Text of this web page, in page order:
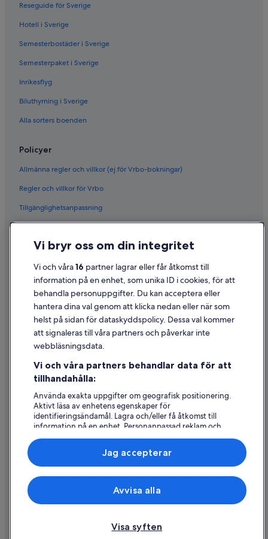
Reseguide för Sverige
Hotell i Sverige
Semesterbostäder i Sverige
Semesterpaket i Sverige
Inrikesflyg
Biluthyrning i Sverige
Alla sorters boenden
Policyer
Allmänna regler och villkor (ej för Vrbo-bokningar)
Regler och villkor för Vrbo
Tillgänglighetsanpassning
Cookies
Användarvillkor
Juridisk information/Kontakta oss
Riktlinjer för innehåll och anmäla innehåll
Hjälp
Avboka eller ändra din bokning
Återbetalningsprocess och tidslinjer
Boka ett flyg med flygbolagskredit
Internationella resedokument
© 2026 Expedia, Inc., ett företag i Expedia Group. Med ensamrätt.
Expedia och Expedias logotyp är varumärken eller registrerade
Vi bryr oss om din integritet
Vi och våra16 partner lagrar eller får åtkomst till
information på en enhet, som unika ID i cookies, för att
behandla personuppgifter. Du kan acceptera eller
hantera dina val genom att klicka nedan eller när som
helst på sidan för dataskyddspolicy. Dessa val kommer
att signaleras till våra partners och påverkar inte
webbläsningsdata.
Vi och våra partners behandlar data för att
tillhandahålla:
Använda exakta uppgifter om geografisk positionering.
Aktivt läsa av enhetens egenskaper för
identifieringsändamål. Lagra och/eller få åtkomst till
information på en enhet. Personanpassad reklam och
innehåll, reklam- och innehållsmätning, forskning
Lista över partner (leverantörer)
Visa syften
Avvisa alla
Jag accepterar